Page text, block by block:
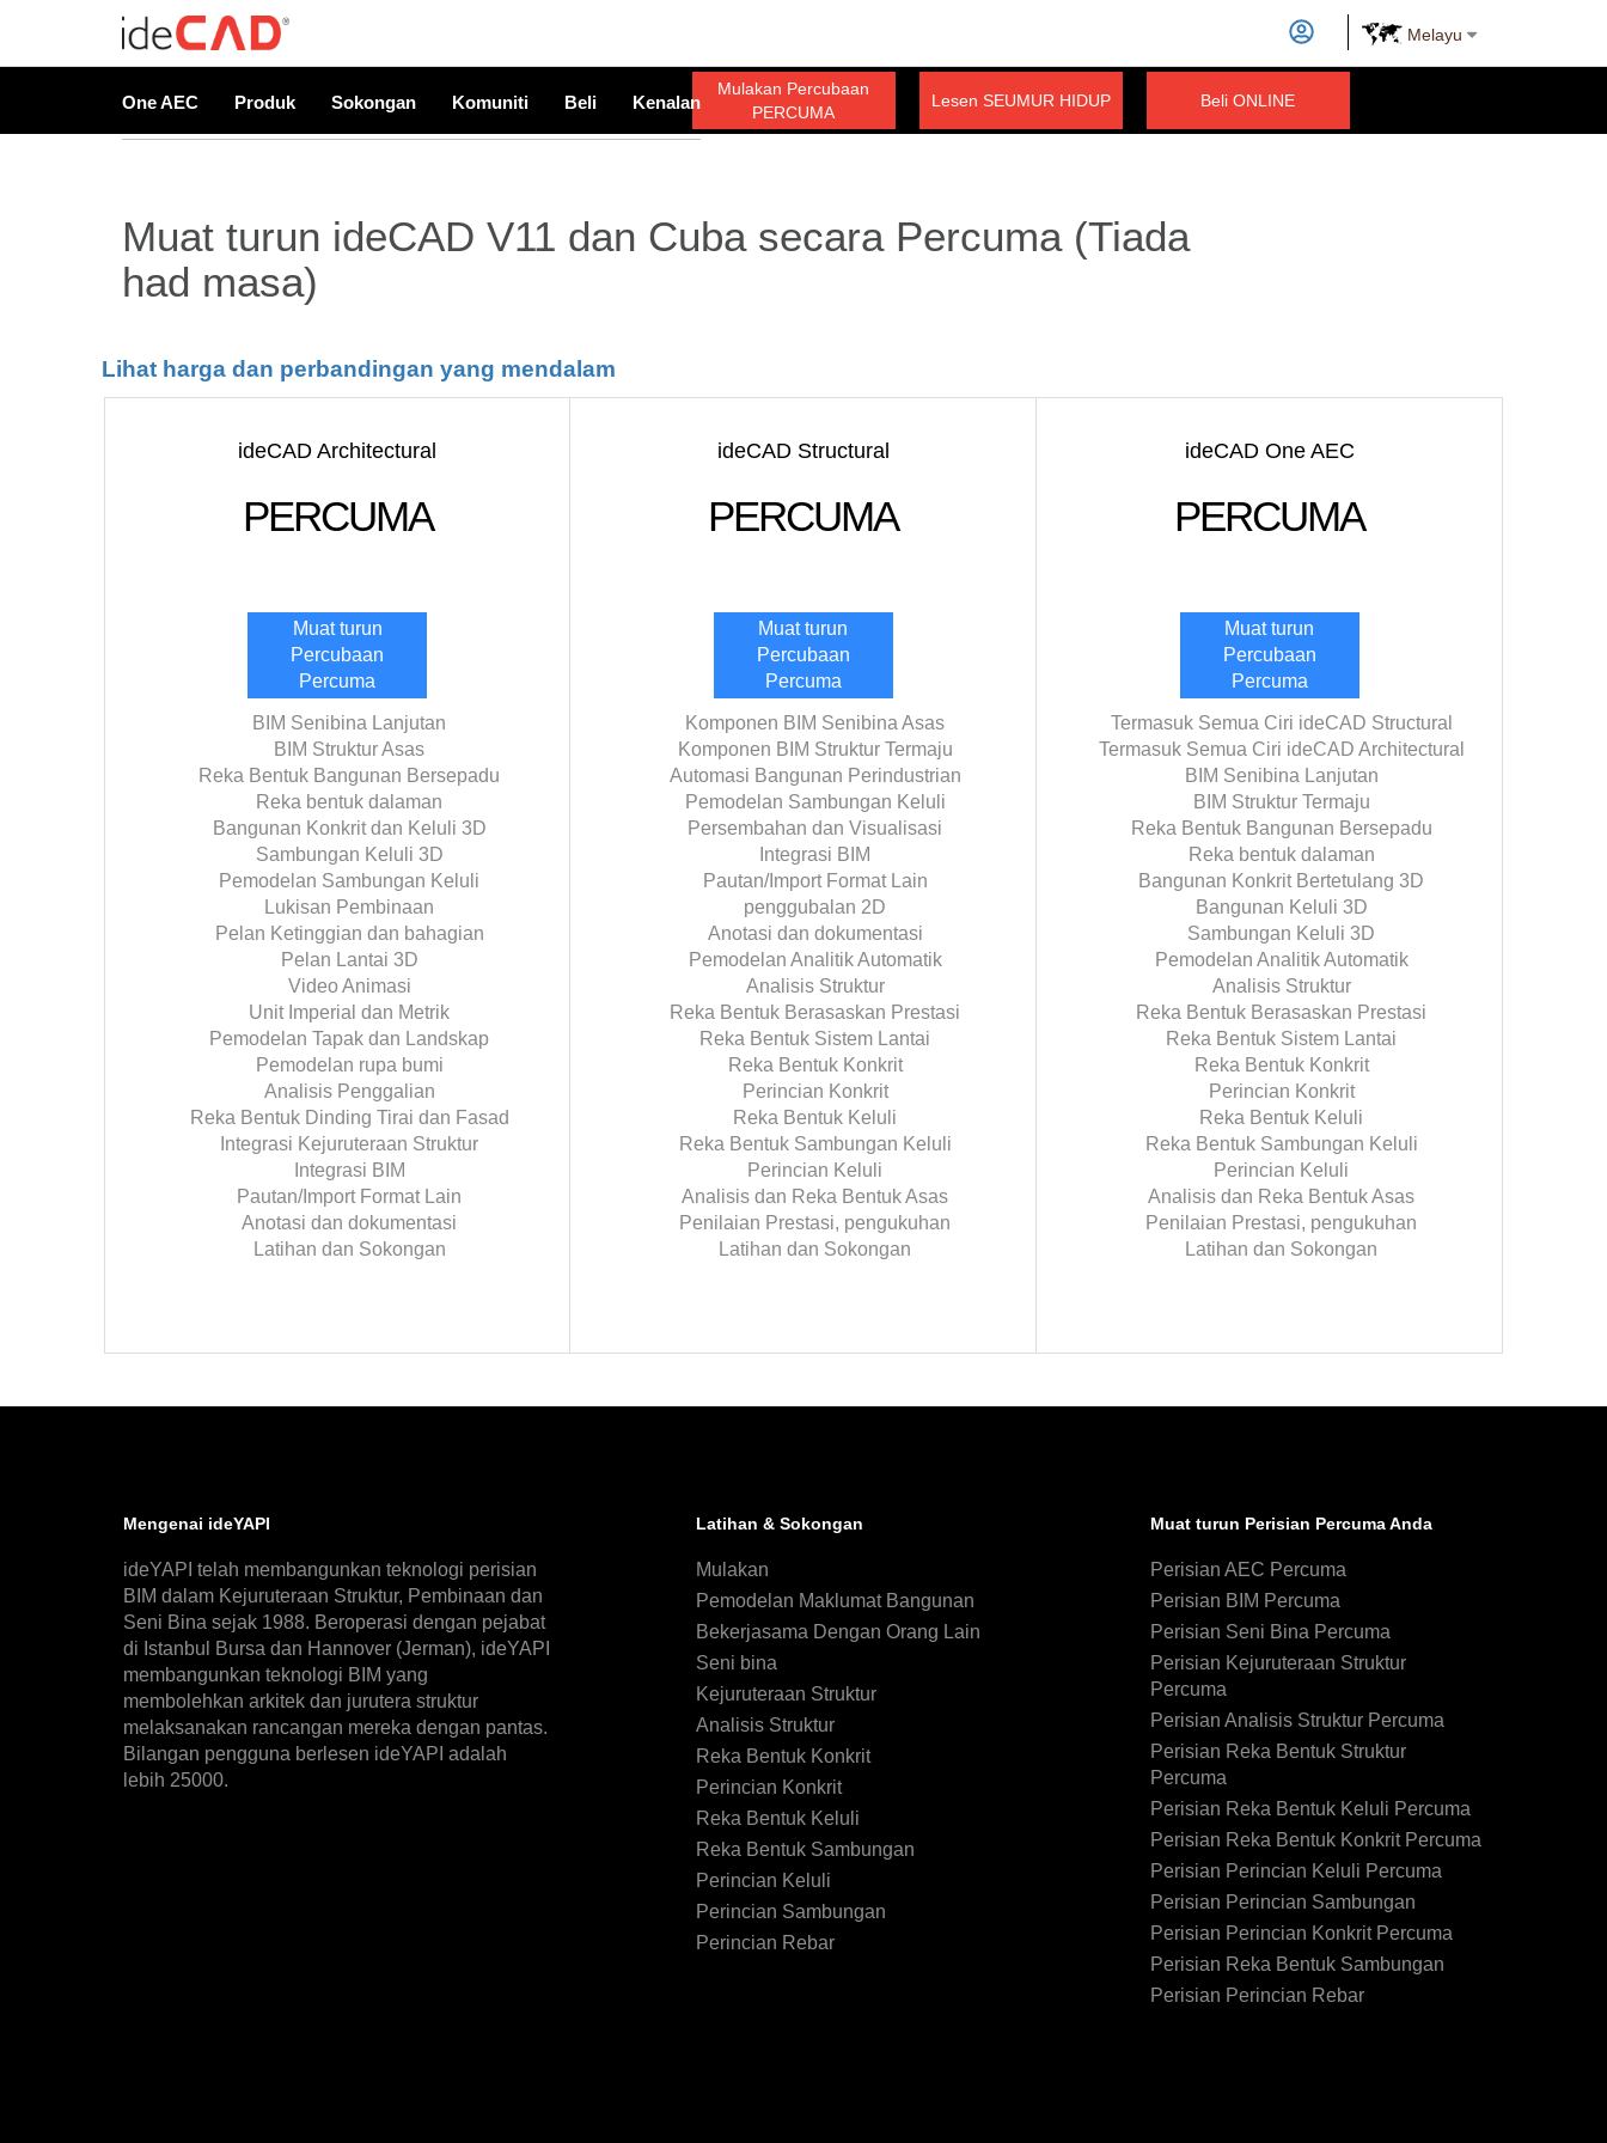
Melayu
One AEC Produk Sokongan Komuniti Beli Kenalan Beli ONLINE
Lesen SEUMUR HIDUP
Mulakan Percubaan
PERCUMA
Cuba ideCAD
Muat turun ideCAD V11 dan Cuba secara Percuma (Tiada
had masa)
Lihat harga dan perbandingan yang mendalam
ideCAD Architectural
PERCUMA
Muat turun
Percubaan
Percuma
BIM Senibina Lanjutan
BIM Struktur Asas
Reka Bentuk Bangunan Bersepadu
Reka bentuk dalaman
Bangunan Konkrit dan Keluli 3D
Sambungan Keluli 3D
Pemodelan Sambungan Keluli
Lukisan Pembinaan
Pelan Ketinggian dan bahagian
Pelan Lantai 3D
Video Animasi
Unit Imperial dan Metrik
Pemodelan Tapak dan Landskap
Pemodelan rupa bumi
Analisis Penggalian
Reka Bentuk Dinding Tirai dan Fasad
Integrasi Kejuruteraan Struktur
Integrasi BIM
Pautan/Import Format Lain
Anotasi dan dokumentasi
Latihan dan Sokongan
ideCAD Structural
PERCUMA
Muat turun
Percubaan
Percuma
Komponen BIM Senibina Asas
Komponen BIM Struktur Termaju
Automasi Bangunan Perindustrian
Pemodelan Sambungan Keluli
Persembahan dan Visualisasi
Integrasi BIM
Pautan/Import Format Lain
penggubalan 2D
Anotasi dan dokumentasi
Pemodelan Analitik Automatik
Analisis Struktur
Reka Bentuk Berasaskan Prestasi
Reka Bentuk Sistem Lantai
Reka Bentuk Konkrit
Perincian Konkrit
Reka Bentuk Keluli
Reka Bentuk Sambungan Keluli
Perincian Keluli
Analisis dan Reka Bentuk Asas
Penilaian Prestasi, pengukuhan
Latihan dan Sokongan
ideCAD One AEC
PERCUMA
Muat turun
Percubaan
Percuma
Termasuk Semua Ciri ideCAD Structural
Termasuk Semua Ciri ideCAD Architectural
BIM Senibina Lanjutan
BIM Struktur Termaju
Reka Bentuk Bangunan Bersepadu
Reka bentuk dalaman
Bangunan Konkrit Bertetulang 3D
Bangunan Keluli 3D
Sambungan Keluli 3D
Pemodelan Analitik Automatik
Analisis Struktur
Reka Bentuk Berasaskan Prestasi
Reka Bentuk Sistem Lantai
Reka Bentuk Konkrit
Perincian Konkrit
Reka Bentuk Keluli
Reka Bentuk Sambungan Keluli
Perincian Keluli
Analisis dan Reka Bentuk Asas
Penilaian Prestasi, pengukuhan
Latihan dan Sokongan
Mengenai ideYAPI
ideYAPI telah membangunkan teknologi perisian
BIM dalam Kejuruteraan Struktur, Pembinaan dan
Seni Bina sejak 1988. Beroperasi dengan pejabat
di Istanbul Bursa dan Hannover (Jerman), ideYAPI
membangunkan teknologi BIM yang
membolehkan arkitek dan jurutera struktur
melaksanakan rancangan mereka dengan pantas.
Bilangan pengguna berlesen ideYAPI adalah
lebih 25000.
Latihan & Sokongan
Mulakan
Pemodelan Maklumat Bangunan
Bekerjasama Dengan Orang Lain
Seni bina
Kejuruteraan Struktur
Analisis Struktur
Reka Bentuk Konkrit
Perincian Konkrit
Reka Bentuk Keluli
Reka Bentuk Sambungan
Perincian Keluli
Perincian Sambungan
Perincian Rebar
Muat turun Perisian Percuma Anda
Perisian AEC Percuma
Perisian BIM Percuma
Perisian Seni Bina Percuma
Perisian Kejuruteraan Struktur
Percuma
Perisian Analisis Struktur Percuma
Perisian Reka Bentuk Struktur
Percuma
Perisian Reka Bentuk Keluli Percuma
Perisian Reka Bentuk Konkrit Percuma
Perisian Perincian Keluli Percuma
Perisian Perincian Sambungan
Perisian Perincian Konkrit Percuma
Perisian Reka Bentuk Sambungan
Perisian Perincian Rebar